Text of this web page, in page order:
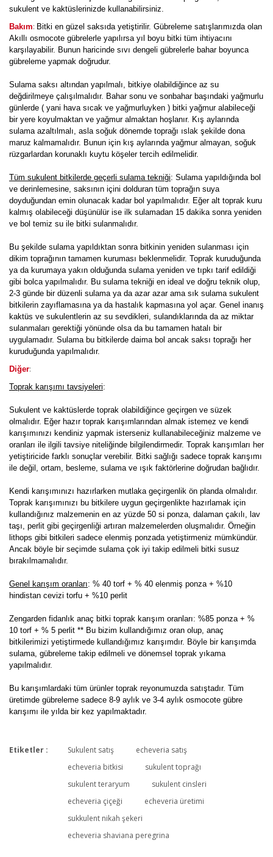
sukulent ve kaktüslerinizde kullanabilirsiniz.
Bakım: Bitki en güzel saksıda yetiştirilir. Gübreleme satışlarımızda olan
Akıllı osmocote gübrelerle yapılırsa yıl boyu bitki tüm ihtiyacını
karşılayabilir. Bunun haricinde sıvı dengeli gübrelerle bahar boyunca
gübreleme yapmak doğrudur.
Sulama saksı altından yapılmalı, bitkiye olabildiğince az su
değdirilmeye çalışılmalıdır. Bahar sonu ve sonbahar başındaki yağmurlu
günlerde ( yani hava sıcak ve yağmurluyken ) bitki yağmur alabileceği
bir yere koyulmaktan ve yağmur almaktan hoşlanır. Kış aylarında
sulama azaltılmalı, asla soğuk dönemde toprağı ıslak şekilde dona
maruz kalmamalıdır. Bunun için kış aylarında yağmur almayan, soğuk
rüzgarlardan korunaklı kuytu köşeler tercih edilmelidir.
Tüm sukulent bitkilerde geçerli sulama tekniği: Sulama yapıldığında bol
ve derinlemesine, saksının içini dolduran tüm toprağın suya
doyduğundan emin olunacak kadar bol yapılmalıdır. Eğer alt toprak kuru
kalmış olabileceği düşünülür ise ilk sulamadan 15 dakika sonra yeniden
ve bol temiz su ile bitki sulanmalıdır.
Bu şekilde sulama yapıldıktan sonra bitkinin yeniden sulanması için
dikim toprağının tamamen kuruması beklenmelidir. Toprak kuruduğunda
ya da kurumaya yakın olduğunda sulama yeniden ve tıpkı tarif edildiği
gibi bolca yapılmalıdır. Bu sulama tekniği en ideal ve doğru teknik olup,
2-3 günde bir düzenli sulama ya da azar azar ama sık sulama sukulent
bitkilerin zayıflamasına ya da hastalık kapmasına yol açar. Genel inanış
kaktüs ve sukulentlerin az su sevdikleri, sulandıklarında da az miktar
sulanmaları gerektiği yönünde olsa da bu tamamen hatalı bir
uygulamadır. Sulama bu bitkilerde daima bol ancak saksı toprağı her
kuruduğunda yapılmalıdır.
Diğer:
Toprak karışımı tavsiyeleri:
Sukulent ve kaktüslerde toprak olabildiğince geçirgen ve süzek
olmalıdır. Eğer hazır toprak karışımlarından almak istemez ve kendi
karışımınızı kendiniz yapmak isterseniz kullanabileceğiniz malzeme ve
oranları ile ilgili tavsiye niteliğinde bilgilendirmedir. Toprak karışımları her
yetiştiricide farklı sonuçlar verebilir. Bitki sağlığı sadece toprak karışımı
ile değil, ortam, besleme, sulama ve ışık faktörlerine doğrudan bağlıdır.
Kendi karışımınızı hazırlarken mutlaka geçirgenlik ön planda olmalıdır.
Toprak karışımınızı bu bitkilere uygun geçirgenlikte hazırlamak için
kullandığınız malzemenin en az yüzde 50 si ponza, dalaman çakılı, lav
taşı, perlit gibi geçirgenliği artıran malzemelerden oluşmalıdır. Örneğin
lithops gibi bitkileri sadece elenmiş ponzada yetiştirmeniz mümkündür.
Ancak böyle bir seçimde sulama çok iyi takip edilmeli bitki susuz
bırakılmamalıdır.
Genel karışım oranları: % 40 torf + % 40 elenmiş ponza + %10
hindistan cevizi torfu + %10 perlit
Zengarden fidanlık anaç bitki toprak karışım oranları: %85 ponza + %
10 torf + % 5 perlit ** Bu bizim kullandığımız oran olup, anaç
bitkilerimizi yetiştirmede kullandığımız karışımdır. Böyle bir karışımda
sulama, gübreleme takip edilmeli ve dönemsel toprak yıkama
yapılmalıdır.
Bu karışımlardaki tüm ürünler toprak reyonumuzda satıştadır. Tüm
üretimde gübreleme sadece 8-9 aylık ve 3-4 aylık osmocote gübre
karışımı ile yılda bir kez yapılmaktadır.
Bu ürüne ilk yorumu siz yapın!
Yorum Yaz
Etiketler : Sukulent satış
echeveria satış
echeveria bitkisi
sukulent toprağı
sukulent teraryum
sukulent cinsleri
echeveria çiçeği
echeveria üretimi
sukkulent nikah şekeri
echeveria shaviana peregrina